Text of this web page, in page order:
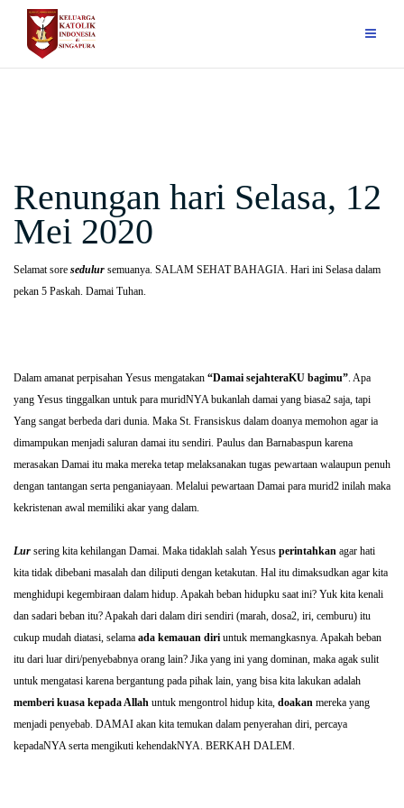
content
Renungan hari Selasa, 12
Mei 2020
Selamat sore sedulur semuanya. SALAM SEHAT BAHAGIA. Hari ini Selasa dalam
pekan 5 Paskah. Damai Tuhan.
Dalam amanat perpisahan Yesus mengatakan “Damai sejahteraKU bagimu”. Apa
yang Yesus tinggalkan untuk para muridNYA bukanlah damai yang biasa2 saja, tapi
Yang sangat berbeda dari dunia. Maka St. Fransiskus dalam doanya memohon agar ia
dimampukan menjadi saluran damai itu sendiri. Paulus dan Barnabaspun karena
merasakan Damai itu maka mereka tetap melaksanakan tugas pewartaan walaupun penuh
dengan tantangan serta penganiayaan. Melalui pewartaan Damai para murid2 inilah maka
kekristenan awal memiliki akar yang dalam.
Lur sering kita kehilangan Damai. Maka tidaklah salah Yesus perintahkan agar hati
kita tidak dibebani masalah dan diliputi dengan ketakutan. Hal itu dimaksudkan agar kita
menghidupi kegembiraan dalam hidup. Apakah beban hidupku saat ini? Yuk kita kenali
dan sadari beban itu? Apakah dari dalam diri sendiri (marah, dosa2, iri, cemburu) itu
cukup mudah diatasi, selama ada kemauan diri untuk memangkasnya. Apakah beban
itu dari luar diri/penyebabnya orang lain? Jika yang ini yang dominan, maka agak sulit
untuk mengatasi karena bergantung pada pihak lain, yang bisa kita lakukan adalah
memberi kuasa kepada Allah untuk mengontrol hidup kita, doakan mereka yang
menjadi penyebab. DAMAI akan kita temukan dalam penyerahan diri, percaya
kepadaNYA serta mengikuti kehendakNYA. BERKAH DALEM.